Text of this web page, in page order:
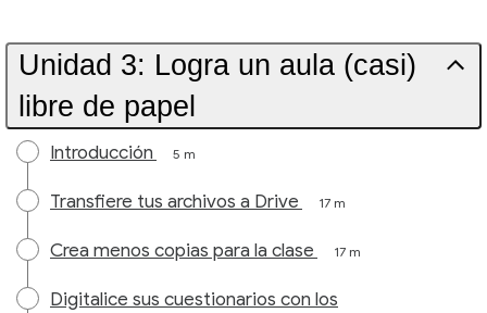
Unidad 3: Logra un aula (casi)
libre de papel
Introducción 5 m
Transfiere tus archivos a Drive 17 m
Crea menos copias para la clase 17 m
Digitalice sus cuestionarios con los